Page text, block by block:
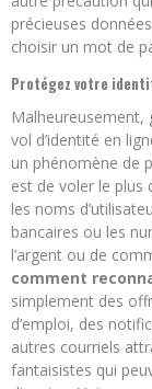
précieuses
choisir un mot de
Protégez votre
Malheureusement,
vol d’identité en
un phénomène de
est de voler le plus
les noms
bancaires ou les
l’argent ou de
comment
simplement des
d’emploi, des
autres courriels
fantaisistes qui